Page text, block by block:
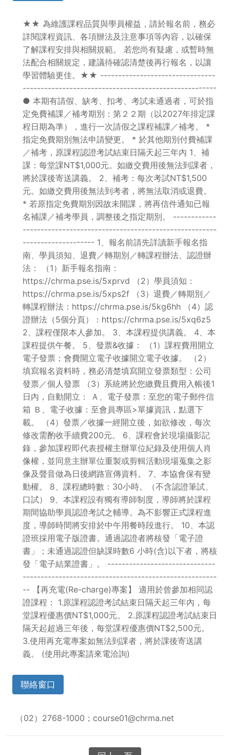
★★ 為維護課程品質與學員權益，請於報名前，務必
詳閱課程資訊、各項辦法及注意事項等內容，以確保
了解課程安排與相關規範。 若您尚有疑慮，或暫時無
法配合相關規定，建議待確認清楚後再行報名，以讓
學習體驗更佳。★★ --------------------------------
------------------------------------------------------
● 本期有請假、缺考、扣考、考試未通過者，可於指
定免費補課／補考期別：第２２期（以2027年排定課
程日期為準），進行一次請假之課程補課／補考。 *
指定免費期別無法申請變更。 * 於其他期別付費補課
／補考，原課程認證考試結束日隔天起三年內 1、補
課：每堂課NT$1,000元。如繳交費用後無法到課者，
將於課後寄送講義。 2、補考：每次考試NT$1,500
元。如繳交費用後無法到考者，將無法取消或退費。
* 若原指定免費期別因故未開課，將再信件通知已報
名補課／補考學員，調整後之指定期別。 ------------
------------------------------------------------------
-------------------- 1、報名前請先詳讀新手報名指
南、學員須知、退費／轉期別／轉課程辦法、認證辦
法： （1）新手報名指南：
https://chrma.pse.is/5xprvd （2）學員須知：
https://chrma.pse.is/5xps2f （3）退費／轉期別／
轉課程辦法：https://chrma.pse.is/5kg6hh （4）認
證辦法（5個分頁）：https://chrma.pse.is/5xq6z5
2、課程僅限本人參加。 3、本課程提供講義。 4、本
課程提供午餐。 5、發票&收據： （1）課程費用開立
電子發票；會費開立電子收據開立電子收據。 （2）
填寫報名資料時，務必清楚填寫開立發票類型：公司
發票／個人發票 （3）系統將於您繳費且費用入帳後1
日內，自動開立： Ａ、電子發票：至您的電子郵件信
箱 Ｂ、電子收據：至會員專區>單據資訊，點選下
載。 （4）發票／收據一經開立後，如欲修改，每次
修改需酌收手續費200元。 6、課程會於現場攝影記
錄，參加課程即代表授權主辦單位紀錄及使用個人肖
像權，並同意主辦單位重製或剪輯活動現場蒐集之影
像及聲音做為日後網路宣傳資料。 7、本協會保有變
動權。 8、課程總時數：30小時。（不含認證筆試、
口試） 9、本課程設有獨有導師制度，導師將於課程
期間協助學員認證考試之輔導。為不影響正式課程進
度，導師時間將安排於中午用餐時段進行。 10、本認
證班採用電子版證書。通過認證者將核發「電子證
書」；未通過認證但缺課時數6 小時(含)以下者，將核
發「電子結業證書」。 ------------------------------
------------------------------------------------------
-- 【再充電(Re-charge)專案】 適用於曾參加相同認
證課程： 1.原課程認證考試結束日隔天起三年內，每
堂課程優惠價NT$1,000元。 2.原課程認證考試結束日
隔天起超過三年後，每堂課程優惠價NT$2,500元。
3.使用再充電專案如無法到課者，將於課後寄送講
義。 (使用此專案請來電洽詢)
聯絡窗口
（02）2768-1000；course01@chrma.net